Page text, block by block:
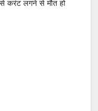
करंट लगने से मौत हो